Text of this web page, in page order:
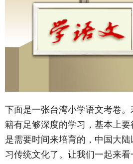
下面是一张台湾小学语文考卷
籍有足够深度的学习，基本上
是需要时间来培育的，中国大
习传统文化了。让我们一起来